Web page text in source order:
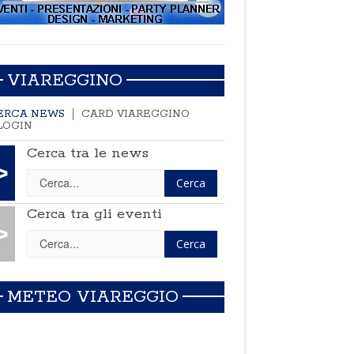
VIAREGGINO
NEWS
CARD VIAREGGINO
Cerca tra le news
Cerca tra gli eventi
METEO VIAREGGIO